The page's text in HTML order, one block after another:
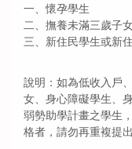
組織成員
最新消息
起飛身份申請
起飛獎助學金資
一、懷孕學生
二、撫養未滿三歲子
三、新住民學生或新
說明：如為低收入戶
女、身心障礙學生、
弱勢助學計畫之學生
格者，請勿再重複提